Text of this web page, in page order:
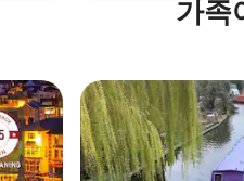
가족